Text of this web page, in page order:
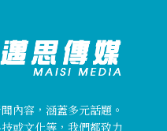
內容，涵蓋多元話題。
或文化等，我們都致力